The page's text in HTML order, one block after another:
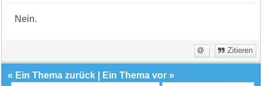
Nein.
Zitieren
« Ein Thema zurück Ein Thema vor »